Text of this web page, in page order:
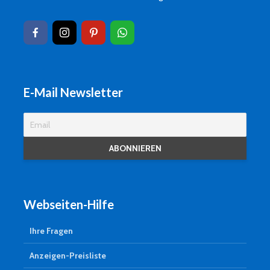
E-Mail Newsletter
Webseiten-Hilfe
Ihre Fragen
Anzeigen-Preisliste